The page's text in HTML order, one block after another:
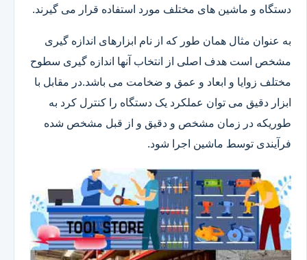
دستگاه و ماشین های مختلف مورد استفاده قرار می گیرند.
به عنوان مثال همان طور که از نام ابزارهای اندازه گیری
مشخص است هدف اصلی از انتخاب آنها اندازه گیری سطوح
مختلف زوایا و ابعاد و عمق و ضخامت می باشد.در مقابل با
ابزار دقیق می توان عملکرد یک دستگاه را کنترل کرد به
طوریکه در زمان مشخص و دقیق و از قبل مشخص شده
فرآیندی توسط ماشین اجرا شود.